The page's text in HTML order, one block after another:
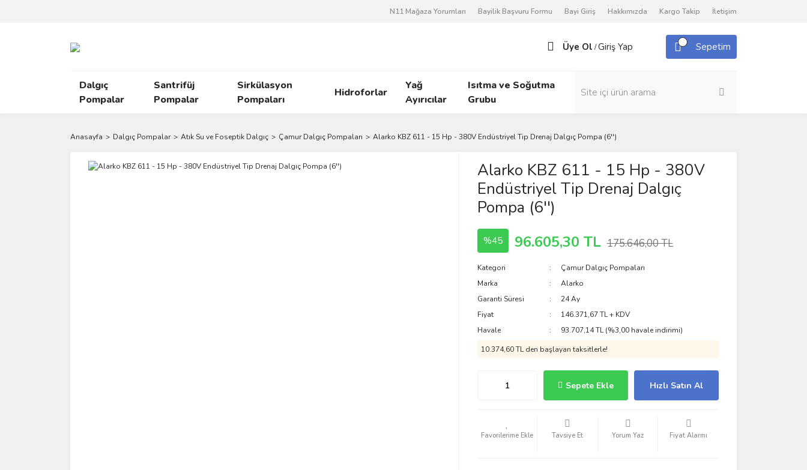
N11 Mağaza Yorumları Bayilik Başvuru Formu Bayi Giriş Hakkımızda Kargo Takip İletişim
Üye Ol /Giriş Yap Sepetim
Dalgıç
Pompalar
Santrifüj
Pompalar
Sirkülasyon
Pompaları
Hidroforlar
Yağ
Ayırıcılar
Isıtma ve Soğutma
Grubu
Anasayfa Dalgıç Pompalar Atık Su ve Foseptik Dalgıç Çamur Dalgıç Pompaları Alarko KBZ 611 - 15 Hp - 380V Endüstriyel Tip Drenaj Dalgıç Pompa (6'')
Alarko KBZ 611 - 15 Hp - 380V
Endüstriyel Tip Drenaj Dalgıç
Pompa (6'')
%45 96.605,30 TL 175.646,00 TL
Kategori
Çamur Dalgıç Pompaları
Marka
Alarko
Garanti Süresi
24 Ay
Fiyat
146.371,67 TL + KDV
Havale
93.707,14 TL (%3,00 havale indirimi)
10.374,60 TL den başlayan taksitlerle!
Sepete Ekle Hızlı Satın Al
Tavsiye Et Yorum Yaz Fiyat Alarmı